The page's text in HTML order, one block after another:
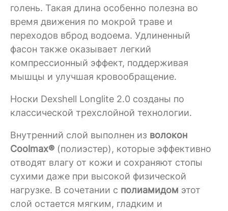
голень. Такая длина особенно полезна во
время движения по мокрой траве и
переходов вброд водоема. Удлиненный
фасон также оказывает легкий
компрессионный эффект, поддерживая
мышцы и улучшая кровообращение.
Носки Dexshell Longlite 2.0 созданы по
классической трехслойной технологии.
Внутренний слой выполнен из волокон
Coolmax® (полиэстер), которые эффективно
отводят влагу от кожи и сохраняют стопы
сухими даже при высокой физической
нагрузке. В сочетании с полиамидом этот
слой остается мягким, гладким и